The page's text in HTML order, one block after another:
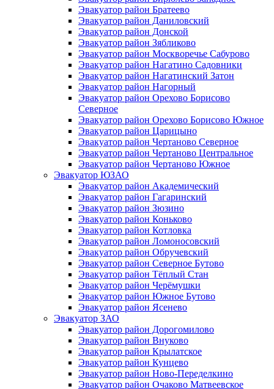
Эвакуатор район Братеево
Эвакуатор район Даниловский
Эвакуатор район Донской
Эвакуатор район Зябликово
Эвакуатор район Москворечье Сабурово
Эвакуатор район Нагатино Cадовники
Эвакуатор район Нагатинский Затон
Эвакуатор район Нагорный
Эвакуатор район Орехово Борисово
Северное
Эвакуатор район Орехово Борисово Южное
Эвакуатор район Царицыно
Эвакуатор район Чертаново Северное
Эвакуатор район Чертаново Центральное
Эвакуатор район Чертаново Южное
Эвакуатор ЮЗАО
Эвакуатор район Академический
Эвакуатор район Гагаринский
Эвакуатор район Зюзино
Эвакуатор район Коньково
Эвакуатор район Котловка
Эвакуатор район Ломоносовский
Эвакуатор район Обручевский
Эвакуатор район Северное Бутово
Эвакуатор район Тёплый Стан
Эвакуатор район Черёмушки
Эвакуатор район Южное Бутово
Эвакуатор район Ясенево
Эвакуатор ЗАО
Эвакуатор район Дорогомилово
Эвакуатор район Внуково
Эвакуатор район Крылатское
Эвакуатор район Кунцево
Эвакуатор район Ново-Переделкино
Эвакуатор район Очаково Матвеевское